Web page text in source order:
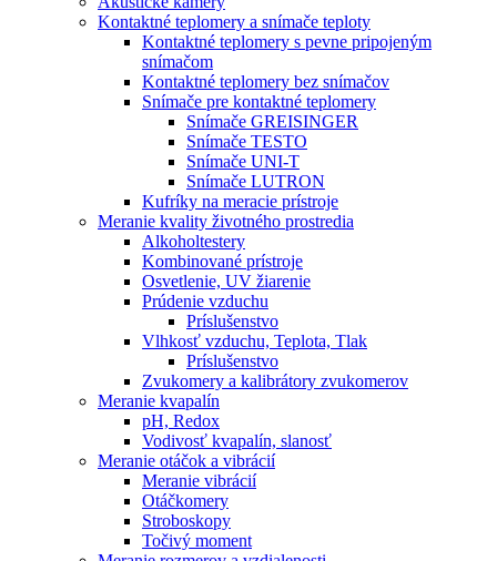
Kontaktné teplomery a snímače teploty
Kontaktné teplomery s pevne pripojeným
snímačom
Kontaktné teplomery bez snímačov
Snímače pre kontaktné teplomery
Snímače GREISINGER
Snímače TESTO
Snímače UNI-T
Snímače LUTRON
Kufríky na meracie prístroje
Meranie kvality životného prostredia
Alkoholtestery
Kombinované prístroje
Osvetlenie, UV žiarenie
Prúdenie vzduchu
Príslušenstvo
Vlhkosť vzduchu, Teplota, Tlak
Príslušenstvo
Zvukomery a kalibrátory zvukomerov
Meranie kvapalín
pH, Redox
Vodivosť kvapalín, slanosť
Meranie otáčok a vibrácií
Meranie vibrácií
Otáčkomery
Stroboskopy
Točivý moment